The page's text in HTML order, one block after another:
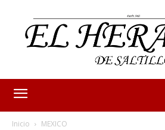
Inicio MEXICO